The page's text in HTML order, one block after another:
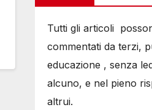
Tutti gli articoli
commentati da terzi,
educazione , senza
alcuno, e nel pieno
altrui.